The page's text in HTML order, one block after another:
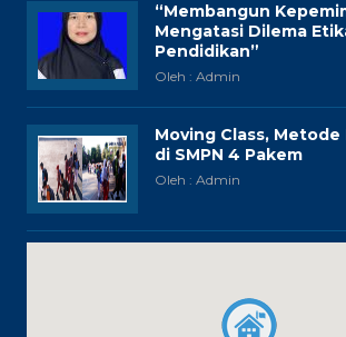
“Membangun
Mengatasi Dilema
Pendidikan”
Oleh : Admin
Moving Class,
di SMPN 4 Pakem
Oleh : Admin